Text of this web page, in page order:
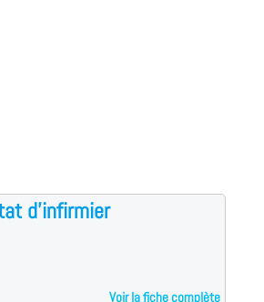
d'infirmier
Voir la fiche complète